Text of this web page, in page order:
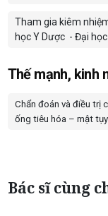
Tham gia kiêm
học Y Dược - Đại
Thế mạnh, kinh
Chẩn đoán và điều trị
ống tiêu hóa – mật tụy
Bác sĩ cùng